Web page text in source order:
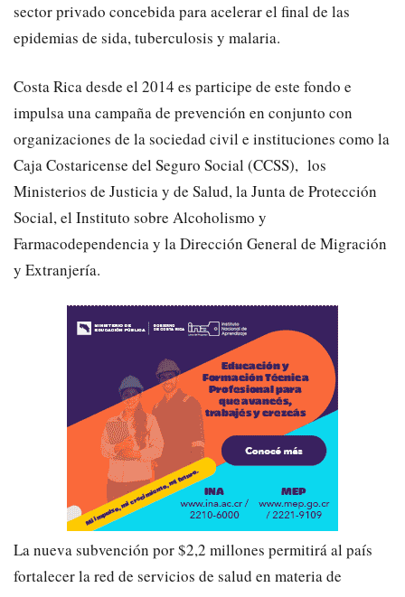
sector privado concebida para acelerar el final de las
epidemias de sida, tuberculosis y malaria.
Costa Rica desde el 2014 es participe de este fondo e
impulsa una campaña de prevención en conjunto con
organizaciones de la sociedad civil e instituciones como la
Caja Costaricense del Seguro Social (CCSS), los
Ministerios de Justicia y de Salud, la Junta de Protección
Social, el Instituto sobre Alcoholismo y
Farmacodependencia y la Dirección General de Migración
y Extranjería.
La nueva subvención por $2,2 millones permitirá al país
fortalecer la red de servicios de salud en materia de